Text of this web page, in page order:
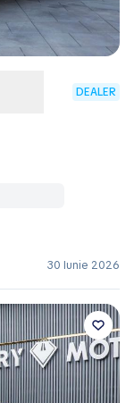
DEALER
30 Iunie 2026